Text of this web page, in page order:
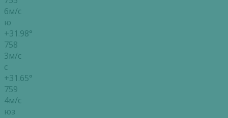
6м/с
ю
+31.98°
758
3м/с
с
+31.65°
759
4м/с
юз